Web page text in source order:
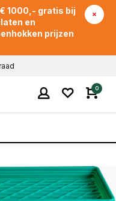
1000,- gratis bij
en
prijzen
0